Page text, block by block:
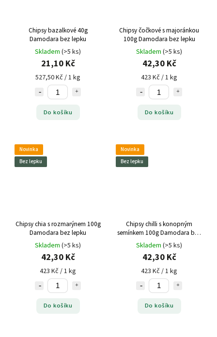
Chipsy bazalkové 40g
Damodara bez lepku
Skladem (>5 ks)
21,10 Kč
527,50 Kč / 1 kg
Do košíku
Chipsy čočkové s majoránkou
100g Damodara bez lepku
Skladem (>5 ks)
42,30 Kč
423 Kč / 1 kg
Do košíku
Novinka
Bez lepku
Chipsy chia s rozmarýnem 100g
Damodara bez lepku
Skladem (>5 ks)
42,30 Kč
423 Kč / 1 kg
Do košíku
Novinka
Bez lepku
Chipsy chilli s konopným
semínkem 100g Damodara bez
lepku
Skladem (>5 ks)
42,30 Kč
423 Kč / 1 kg
Do košíku